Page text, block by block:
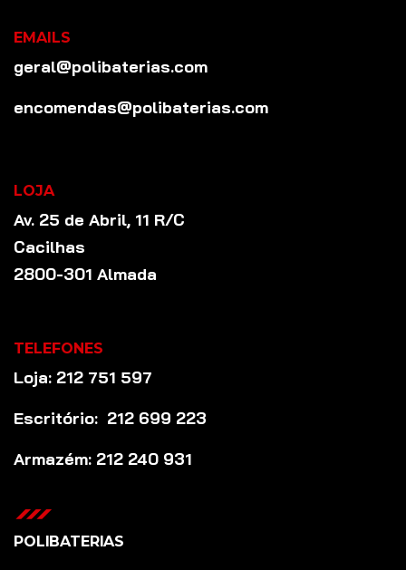
EMAILS
geral@polibaterias.com
encomendas@polibaterias.com
LOJA
Av. 25 de Abril, 11 R/C
Cacilhas
2800-301 Almada
TELEFONES
Loja: 212 751 597
Escritório: 212 699 223
Armazém: 212 240 931
POLIBATERIAS